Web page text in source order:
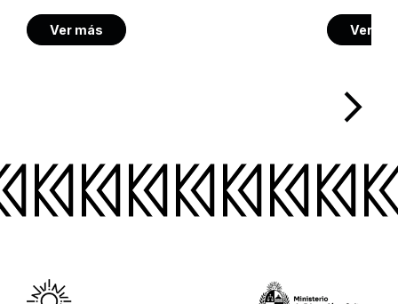
Ver más Ver
arrow_forward_ios